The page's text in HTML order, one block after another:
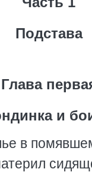
Подстава
Глава
и
в